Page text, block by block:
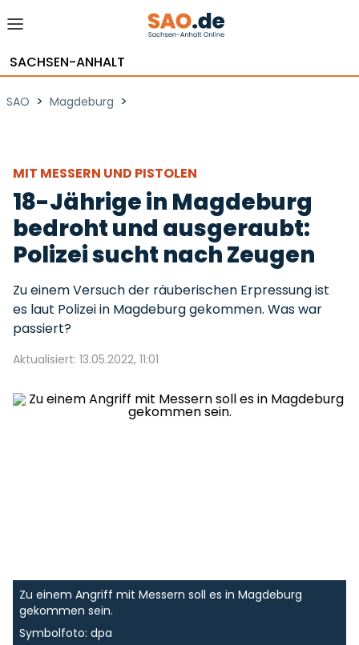
SACHSEN-ANHALT
SAO > Magdeburg >
MIT MESSERN UND PISTOLEN
18-Jährige in Magdeburg
bedroht und ausgeraubt:
Polizei sucht nach Zeugen
Zu einem Versuch der räuberischen Erpressung ist
es laut Polizei in Magdeburg gekommen. Was war
passiert?
Aktualisiert: 13.05.2022, 11:01
Zu einem Angriff mit Messern soll es in Magdeburg
gekommen sein.
Symbolfoto: dpa